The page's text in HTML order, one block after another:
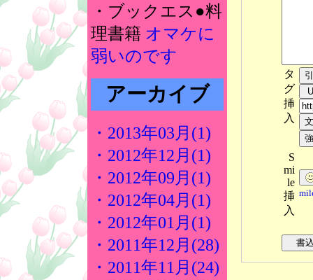
・ブックエス●料
理書籍 オマケに
弱いのです
アーカイブ
・2013年03月(1)
・2012年12月(1)
・2012年09月(1)
・2012年04月(1)
・2012年01月(1)
・2011年12月(28)
・2011年11月(24)
タ
グ
挿
入
S
mi
le
挿
入